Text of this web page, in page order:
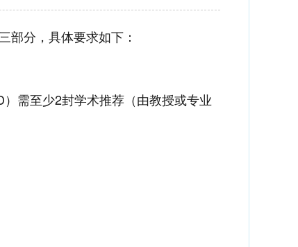
三部分，具体要求如下：
需至少2封学术推荐（由教授或专业